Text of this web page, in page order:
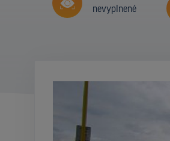
nevyplnené